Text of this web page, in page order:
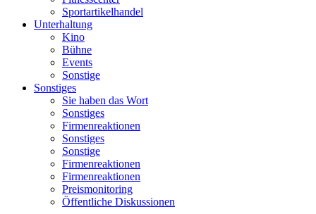
Sportartikelhandel
Unterhaltung
Kino
Bühne
Events
Sonstige
Sonstiges
Sie haben das Wort
Sonstiges
Firmenreaktionen
Sonstiges
Sonstige
Firmenreaktionen
Firmenreaktionen
Preismonitoring
Öffentliche Diskussionen